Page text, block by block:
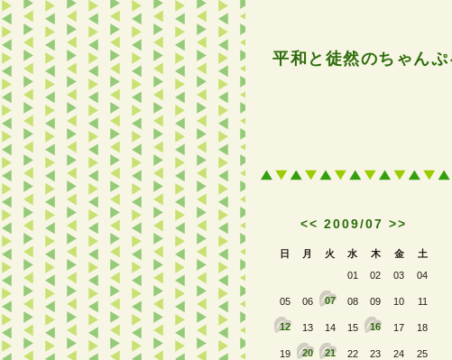
平和と徒然のちゃん
<< 2009/07 >>
日 月 火 水 木 金
土
01
02 03 04
05 06 07 08 09 10 11
12 13 14 15 16 17 18
19 20 21 22 23 24 25